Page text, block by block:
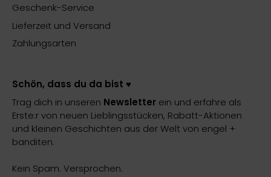
Geschenk-Service
Lieferzeit und Versand
Zahlungsarten
Schön, dass du da bist ♥️
Trag dich in unseren Newsletter ein und erfahre als
Erste:r von neuen Lieblingsstücken, Rabatt-Aktionen
und kleinen Geschichten aus der Welt von engel +
banditen.
Kein Spam. Versprochen.